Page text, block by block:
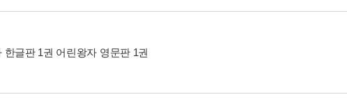
한글판 1권 어린왕자 영문판 1권